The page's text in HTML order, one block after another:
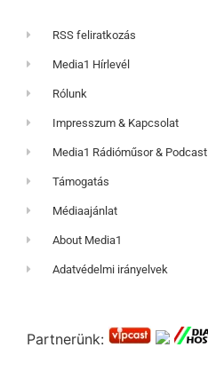
RSS feliratkozás
Media1 Hírlevél
Rólunk
Impresszum & Kapcsolat
Media1 Rádióműsor & Podcast
Támogatás
Médiaajánlat
About Media1
Adatvédelmi irányelvek
Partnerünk: